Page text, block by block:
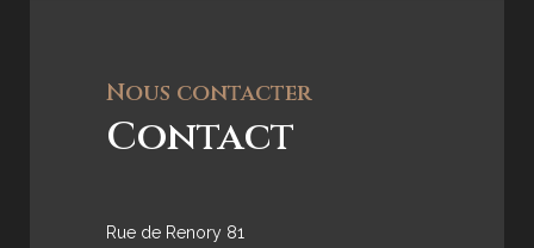
Nous contacter
Contact
Rue de Renory 81